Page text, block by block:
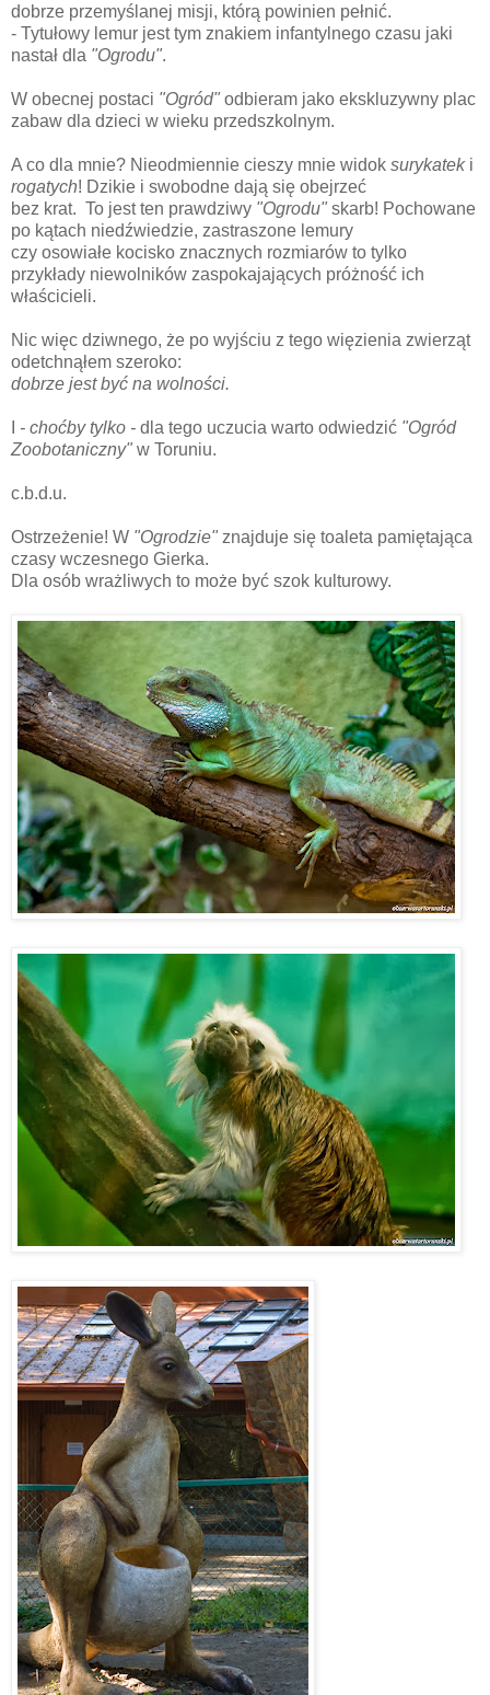
dobrze przemyślanej misji, którą powinien pełnić.
- Tytułowy lemur jest tym znakiem infantylnego czasu jaki
nastał dla "Ogrodu".
W obecnej postaci "Ogród" odbieram jako ekskluzywny plac
zabaw dla dzieci w wieku przedszkolnym.
A co dla mnie? Nieodmiennie cieszy mnie widok surykateki
rogatych! Dzikie i swobodne dają się obejrzeć
bez krat. To jest ten prawdziwy "Ogrodu" skarb! Pochowane
po kątach niedźwiedzie, zastraszone lemury
czy osowiałe kocisko znacznych rozmiarów to tylko
przykłady niewolników zaspokajających próżność ich
właścicieli.
Nic więc dziwnego, że po wyjściu z tego więzienia zwierząt
odetchnąłem szeroko:
dobrze jest być na wolności.
- choćby tylko - dla tego uczucia warto odwiedzić "Ogród
Zoobotaniczny" w Toruniu.
c.b.d.u.
Ostrzeżenie! W "Ogrodzie" znajduje się toaleta pamiętająca
czasy wczesnego Gierka.
Dla osób wrażliwych to może być szok kulturowy.